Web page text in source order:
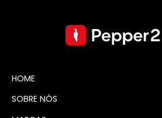
HOME
SOBRE NÓS